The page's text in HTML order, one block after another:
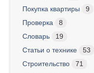
Покупка квартиры
9
Проверка
8
Словарь
19
Статьи о технике
53
Строительство
71